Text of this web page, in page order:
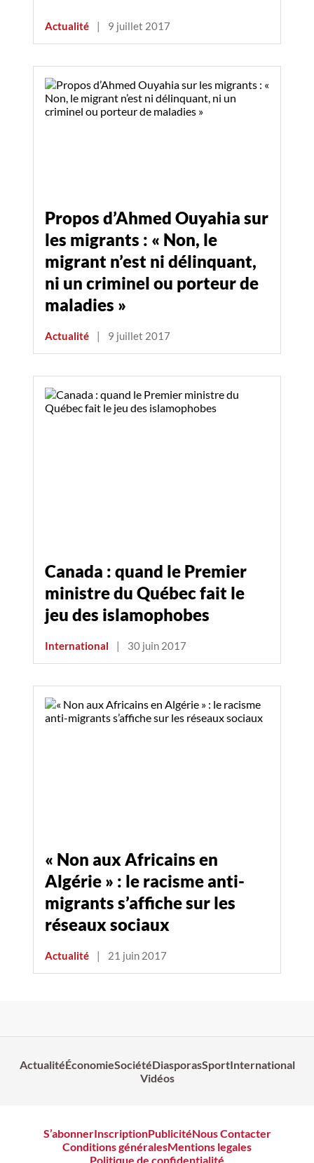
Actualité | 9 juillet 2017
Propos d’Ahmed Ouyahia sur
les migrants : « Non, le
migrant n’est ni délinquant,
ni un criminel ou porteur de
maladies »
Actualité | 9 juillet 2017
Canada : quand le Premier
ministre du Québec fait le
jeu des islamophobes
International | 30 juin 2017
« Non aux Africains en
Algérie » : le racisme anti-
migrants s’affiche sur les
réseaux sociaux
Actualité | 21 juin 2017
ActualitéÉconomieSociétéDiasporasSportInternational
Vidéos
S’abonnerInscriptionPublicitéNous Contacter
Conditions généralesMentions legales
Politique de confidentialité